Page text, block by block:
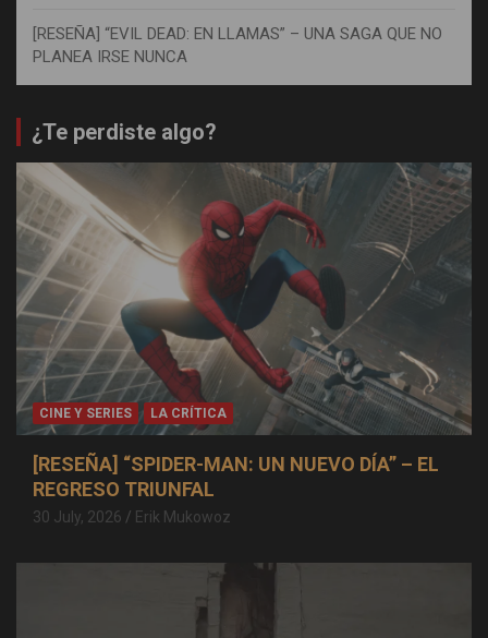
[RESEÑA] “EVIL DEAD: EN LLAMAS” – UNA SAGA QUE NO
PLANEA IRSE NUNCA
¿Te perdiste algo?
CINE Y SERIES LA CRÍTICA
[RESEÑA] “SPIDER-MAN: UN NUEVO DÍA” – EL
REGRESO TRIUNFAL
30 July, 2026 Erik Mukowoz